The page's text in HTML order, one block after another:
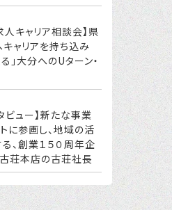
人キャリア相談会】県
ャリアを持ち込み
る」大分へのUターン・
ビュー】新たな事業
に参画し、地域の活
、創業１５０周年企
荘本店の古荘社長